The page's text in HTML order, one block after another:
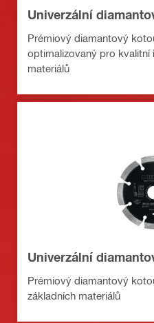
Univerzální
Prémiový diamantový
optimalizovaný pro kvalitní
materiálů
Univerzální
Prémiový diamantový
základních materiálů